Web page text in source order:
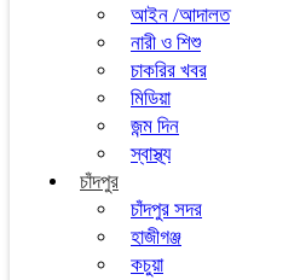
আইন /আদালত
নারী ও শিশু
চাকরির খবর
মিডিয়া
জন্ম দিন
স্বাস্থ্য
চাঁদপুর
চাঁদপুর সদর
হাজীগঞ্জ
কচুয়া